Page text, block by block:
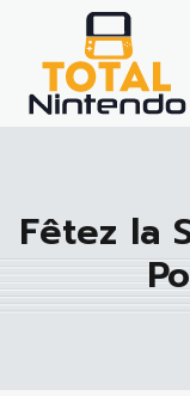
Fêtez la